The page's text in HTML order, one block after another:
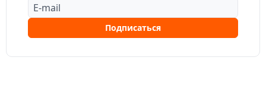
Подписаться